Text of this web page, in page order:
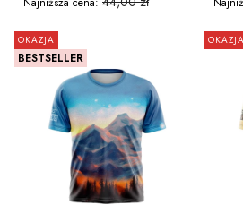
DO KOSZYKA
OKAZJA
BESTSELLER
OKAZJA